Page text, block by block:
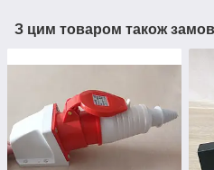
З цим товаром також